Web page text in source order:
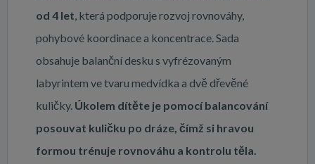
od 4 let, která podporuje rozvoj rovnováhy,
pohybové koordinace a koncentrace. Sada
obsahuje balanční desku s vyfrézovaným
labyrintem ve tvaru medvídka a dvě dřevěné
kuličky. Úkolem dítěte je pomocí balancování
posouvat kuličku po dráze, čímž si hravou
formou trénuje rovnováhu a kontrolu těla.